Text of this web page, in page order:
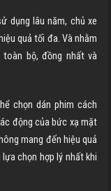
dụng lâu năm, chủ xe
quả tối đa. Và nhằm
bộ, đồng nhất và
chọn dán phim cách
động của bức xạ mặt
mang đến hiệu quả
chọn hợp lý nhất khi